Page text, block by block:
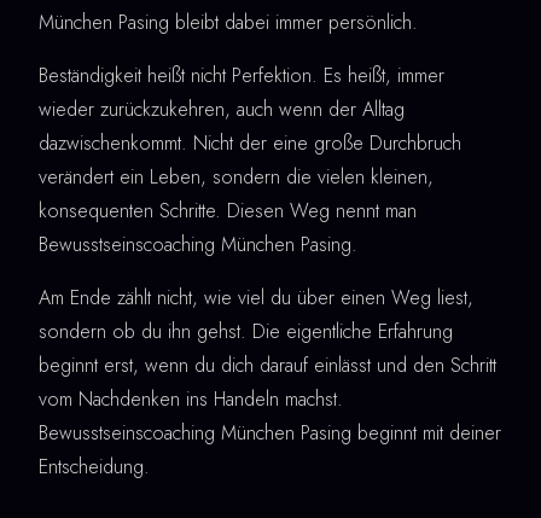
München Pasing bleibt dabei immer persönlich.
Beständigkeit heißt nicht Perfektion. Es heißt, immer
wieder zurückzukehren, auch wenn der Alltag
dazwischenkommt. Nicht der eine große Durchbruch
verändert ein Leben, sondern die vielen kleinen,
konsequenten Schritte. Diesen Weg nennt man
Bewusstseinscoaching München Pasing.
Am Ende zählt nicht, wie viel du über einen Weg liest,
sondern ob du ihn gehst. Die eigentliche Erfahrung
beginnt erst, wenn du dich darauf einlässt und den Schritt
vom Nachdenken ins Handeln machst.
Bewusstseinscoaching München Pasing beginnt mit deiner
Entscheidung.